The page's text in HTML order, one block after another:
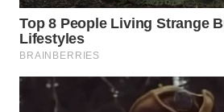
LIKUPANG
WN
LABUANBAJO